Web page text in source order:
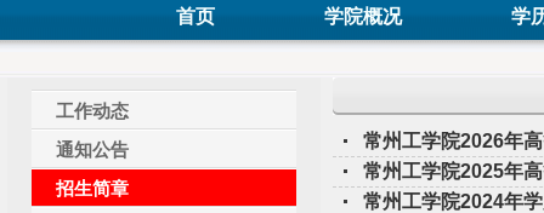
首页 学院概况 学
工作动态
通知公告
招生简章
常州工学院2026年
常州工学院2025年
常州工学院2024年